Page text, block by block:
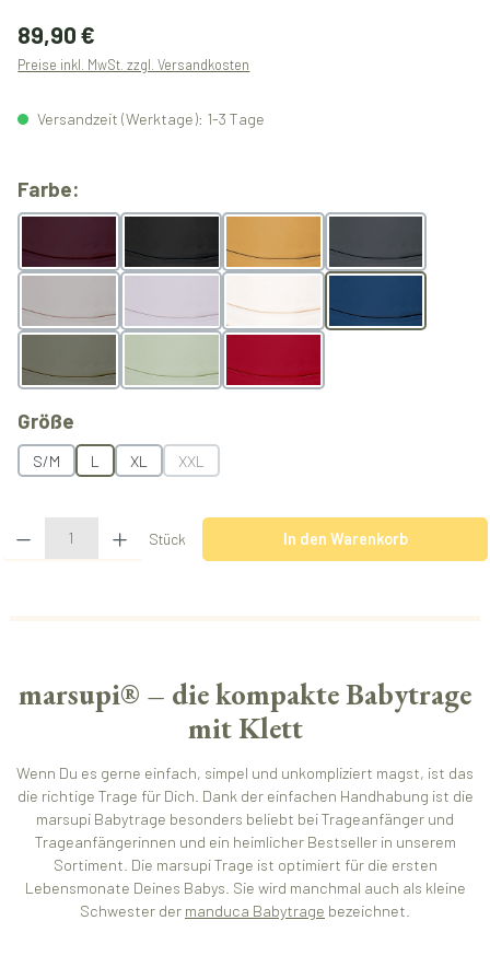
Regulärer Preis:
89,90 €
Preise inkl. MwSt. zzgl. Versandkosten
Versandzeit (Werktage): 1-3 Tage
Farbe:
Berry Black Butterscotch Grey
Light Grey Lilac Natur Ocean
Olive Pistachio Rubyred
Größe
S/M L XL XXL
(Diese Option ist zurzeit nicht verfügbar.)
Produkt Anzahl: Gib den gewünschten Wert ein oder benutze die
Stück In den Warenkorb
marsupi® – die kompakte Babytrage
mit Klett
Wenn Du es gerne einfach, simpel und unkompliziert magst, ist das
die richtige Trage für Dich. Dank der einfachen Handhabung ist die
marsupi Babytrage besonders beliebt bei Trageanfänger und
Trageanfängerinnen und ein heimlicher Bestseller in unserem
Sortiment. Die marsupi Trage ist optimiert für die ersten
Lebensmonate Deines Babys. Sie wird manchmal auch als kleine
Schwester der manduca Babytrage bezeichnet.